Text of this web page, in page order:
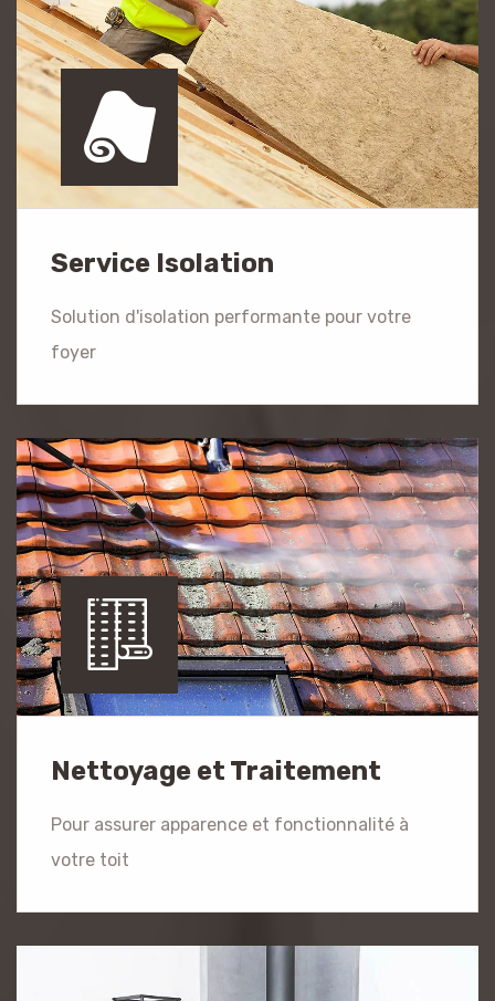
Service Isolation
Solution d'isolation performante pour votre
foyer
Nettoyage et Traitement
Pour assurer apparence et fonctionnalité à
votre toit